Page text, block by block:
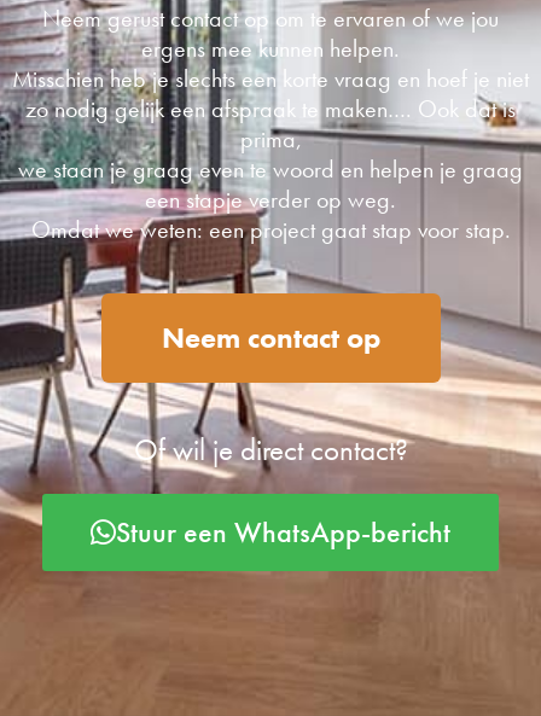
Neem gerust contact op om te ervaren of we jou
ergens mee kunnen helpen.
Misschien heb je slechts een korte vraag en hoef je niet
zo nodig gelijk een afspraak te maken…. Ook dat is
prima,
we staan je graag even te woord en helpen je graag
een stapje verder op weg.
Omdat we weten: een project gaat stap voor stap.
Neem contact op
Of wil je direct contact?
Stuur een WhatsApp-bericht